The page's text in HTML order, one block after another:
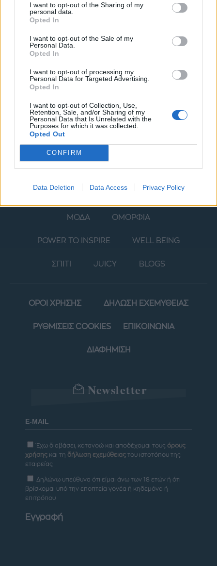
I want to opt-out of the Sharing of my
personal data.
Opted In
I want to opt-out of the Sale of my
Personal Data.
Opted In
I want to opt-out of processing my
Personal Data for Targeted Advertising.
Opted In
I want to opt-out of Collection, Use,
Retention, Sale, and/or Sharing of my
Personal Data that Is Unrelated with the
Purposes for which it was collected.
Opted Out
CONFIRM
Data Deletion Data Access Privacy Policy
ΜΟΔΑ ΟΜΟΡΦΙΑ
POWER TO INSPIRE WELL BEING
ΣΠΙΤΙ JUICY BLOGS
ΟΡΟΙ ΧΡΗΣΗΣ ΔΗΛΩΣΗ ΕΧΕΜΥΘΕΙΑΣ
ΡΥΘΜΙΣΕΙΣ COOKIES ΕΠΙΚΟΙΝΩΝΙΑ
ΔΙΑΦΗΜΙΣΗ
Newsletter
Έχω διαβάσει, κατανοώ και αποδέχομαι τους όρους
χρήσης και τη δήλωση εχεμύθειας του ιστοτόπου της
εταιρείας
Δηλώνω υπεύθυνα ότι είμαι άνω των 18 ετών ή ότι
βρίσκομαι υπό την εποπτεία γονέα ή κηδεμόνα ή
επιτρόπου
Εγγραφή